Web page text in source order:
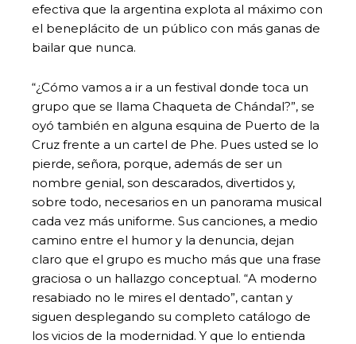
efectiva que la argentina explota al máximo con
el beneplácito de un público con más ganas de
bailar que nunca.
“¿Cómo vamos a ir a un festival donde toca un
grupo que se llama Chaqueta de Chándal?”, se
oyó también en alguna esquina de Puerto de la
Cruz frente a un cartel de Phe. Pues usted se lo
pierde, señora, porque, además de ser un
nombre genial, son descarados, divertidos y,
sobre todo, necesarios en un panorama musical
cada vez más uniforme. Sus canciones, a medio
camino entre el humor y la denuncia, dejan
claro que el grupo es mucho más que una frase
graciosa o un hallazgo conceptual. “A moderno
resabiado no le mires el dentado”, cantan y
siguen desplegando su completo catálogo de
los vicios de la modernidad. Y que lo entienda